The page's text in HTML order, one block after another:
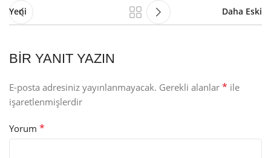
Yeni Daha Eski
BIR YANIT YAZIN
E-posta adresiniz yayınlanmayacak. Gerekli alanlar * ile
işaretlenmişlerdir
Yorum *